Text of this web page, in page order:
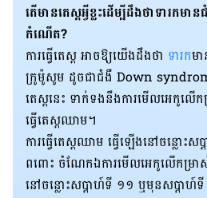
តើ​មាន​តេស្ត​អ្វី​ខ្លះ​ដើម្បី​ដឹង​ថា​ទារក​
កំណើត?
ការ​ធ្វើ​តេស្ត​ អាច​ឱ្យ​យើង​ដឹង​ថា​ ទារក​ម
ក្រូម៉ូសូម ដូចជា​ជំងឺ​ Down
តេស្ត​នេះ ទាក់ទង​នឹង​ការ​មើលអេកូលើ
ធ្វើ​តេស្ត​ឈាម។
ការ​ធ្វើ​តេស្ត​ឈាម​ ធ្វើ​ឡើង​នៅ​ចន្លោ
ពពោះ ចំណែក​ឯ​ការមើលអេកូលើកម្រា
នៅ​ចន្លោះ​សប្តាហ៍​ទី ១១ ឬ​មុន​សប្តាហ៍​